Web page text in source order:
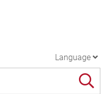
Language